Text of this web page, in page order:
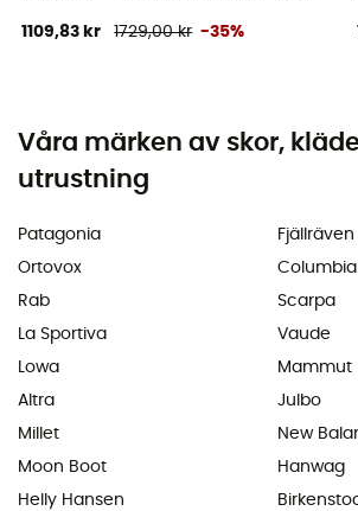
1109,83 kr 1729,00 kr -35%
Våra märken av skor,
utrustning
Patagonia
Ortovox
Rab
La Sportiva
Lowa
Altra
Millet
Moon Boot
Helly Hansen
Fjällräven
Columbia
Scarpa
Vaude
Mammut
Julbo
New
Hanwag